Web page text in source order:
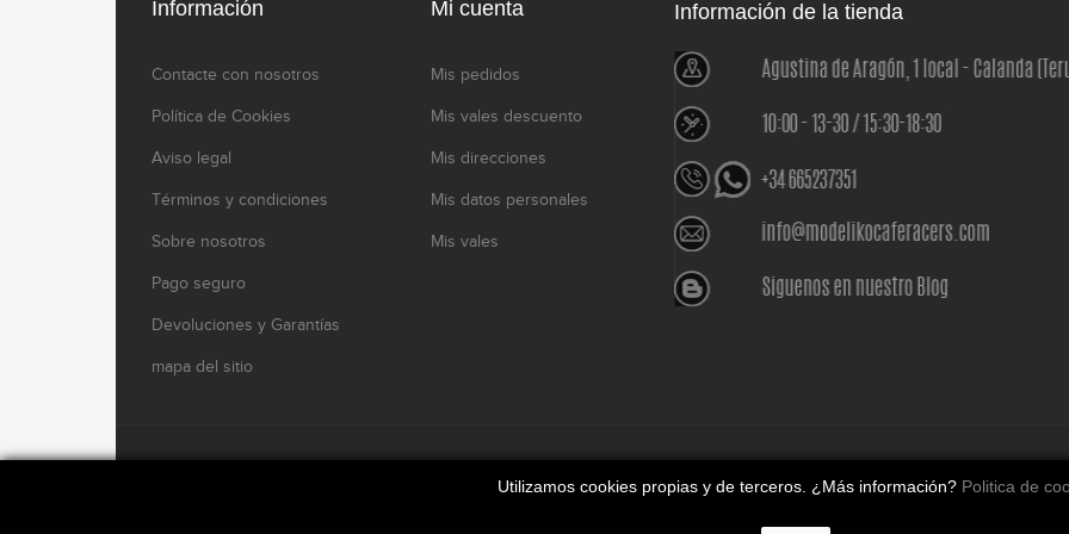
Información
Contacte con nosotros
Política de Cookies
Aviso legal
Términos y condiciones
Sobre nosotros
Pago seguro
Devoluciones y Garantías
mapa del sitio
Mi cuenta
Mis pedidos
Mis vales descuento
Mis direcciones
Mis datos personales
Mis vales
Información de la tienda
Utilizamos cookies propias y de terceros. ¿Más información? Politica de